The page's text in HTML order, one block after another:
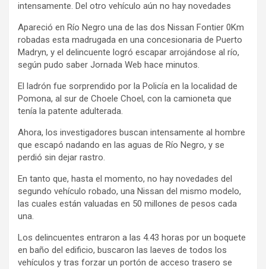
intensamente. Del otro vehículo aún no hay novedades
Apareció en Río Negro una de las dos Nissan Fontier 0Km
robadas esta madrugada en una concesionaria de Puerto
Madryn, y el delincuente logró escapar arrojándose al río,
según pudo saber Jornada Web hace minutos.
El ladrón fue sorprendido por la Policía en la localidad de
Pomona, al sur de Choele Choel, con la camioneta que
tenía la patente adulterada.
Ahora, los investigadores buscan intensamente al hombre
que escapó nadando en las aguas de Río Negro, y se
perdió sin dejar rastro.
En tanto que, hasta el momento, no hay novedades del
segundo vehículo robado, una Nissan del mismo modelo,
las cuales están valuadas en 50 millones de pesos cada
una.
Los delincuentes entraron a las 4.43 horas por un boquete
en baño del edificio, buscaron las laeves de todos los
vehículos y tras forzar un portón de acceso trasero se